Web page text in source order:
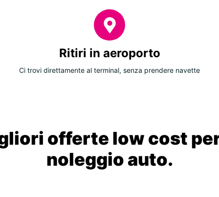
Ritiri in aeroporto
Ci trovi direttamente al terminal, senza prendere navette
offerte low cost
noleggio auto.